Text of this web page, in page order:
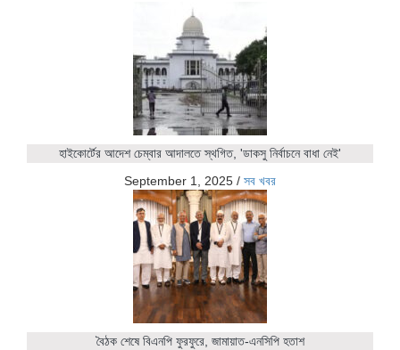
হাইকোর্টের আদেশ চেম্বার আদালতে স্থগিত, 'ডাকসু নির্বাচনে বাধা নেই'
September 1, 2025 / সব খবর
বৈঠক শেষে বিএনপি ফুরফুরে, জামায়াত-এনসিপি হতাশ